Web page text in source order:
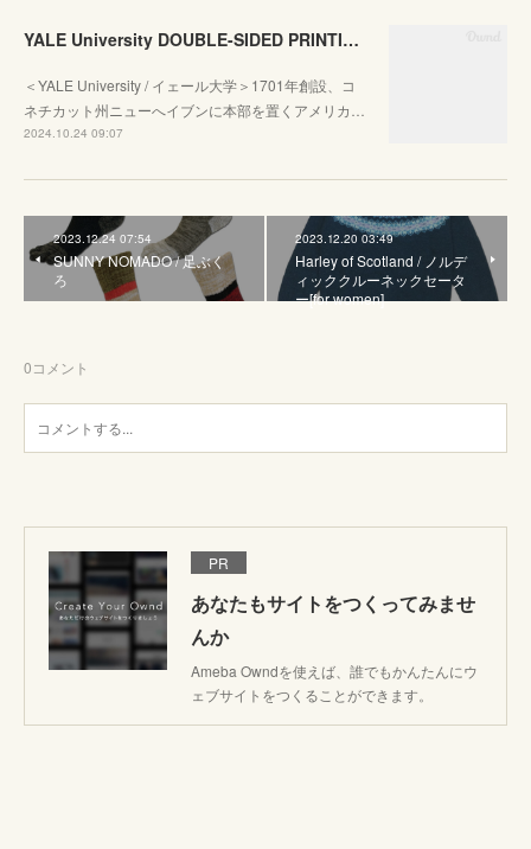
YALE University DOUBLE-SIDED PRINTING CREW SWEAT
＜YALE University / イェール大学＞1701年創設、コ
ネチカット州ニューへイブンに本部を置くアメリカ…
2024.10.24 09:07
2023.12.24 07:54
SUNNY NOMADO / 足ぶく
ろ
2023.12.20 03:49
Harley of Scotland / ノルデ
ィッククルーネックセータ
ー[for women]
0コメント
PR
あなたもサイトをつくってみませ
んか
Ameba Owndを使えば、誰でもかんたんにウ
ェブサイトをつくることができます。